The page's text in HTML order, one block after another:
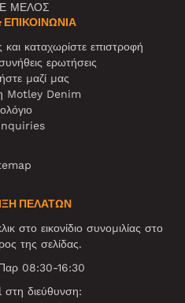
ΜΕΛΟΣ
καταχωρίστε επιστροφή
ερωτήσεις
μαζί μας
Motley Denim
ΠΕΛΑΤΩΝ
στο εικονίδιο συνομιλίας στο
της σελίδας.
08:30-16:30
στη διεύθυνση: